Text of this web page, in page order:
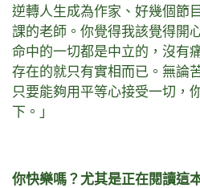
逆轉人生成為作家、好幾個節
課的老師。你覺得我該覺得開
命中的一切都是中立的，沒有
存在的就只有實相而已。無論
只要能夠用平等心接受一切，
下。」
你快樂嗎？尤其是正在閱讀這